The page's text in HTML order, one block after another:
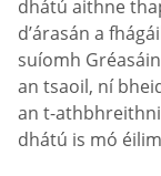
dhátú aithne
d’árasán a
suíomh
an tsaoil, ní
an t-
dhátú is mó